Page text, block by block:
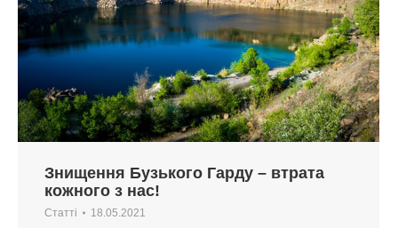
Знищення Бузького Гарду – втрата
кожного з нас!
Статті 18.05.2021